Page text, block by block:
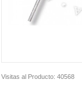
Visitas al Producto: 40568